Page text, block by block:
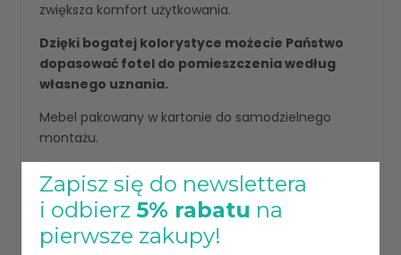
zwiększa komfort użytkowania.
Dzięki bogatej kolorystyce możecie Państwo
dopasować fotel do pomieszczenia według
własnego uznania.
Mebel pakowany w kartonie do samodzielnego
montażu.
siedziska.
Wymiary:
Zapisz się do newslettera
i odbierz 5% rabatu na
pierwsze zakupy!